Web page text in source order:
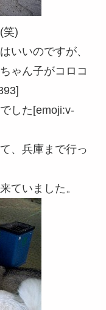
笑)
いいのですが、
ゃん子がコロコ
した[emoji:v-
、兵庫まで行っ
ていました。